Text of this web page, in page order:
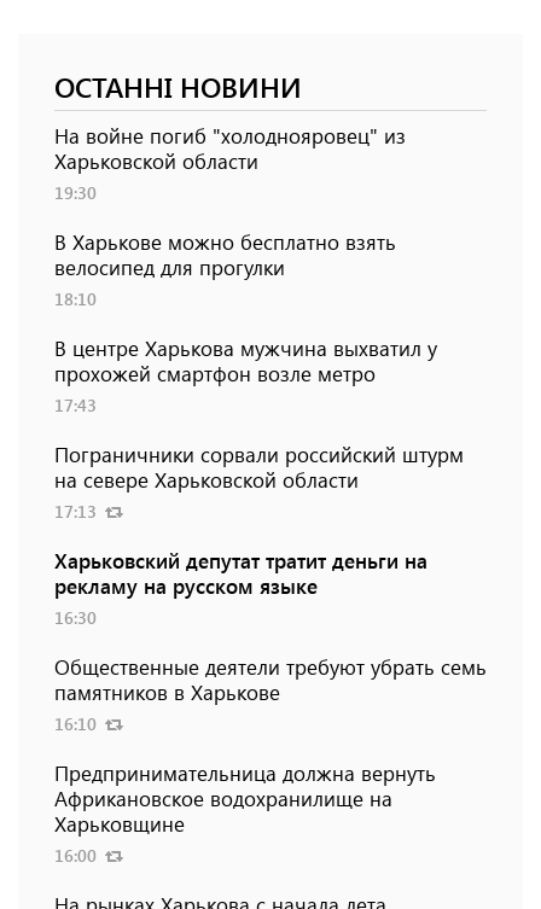
ОСТАННІ НОВИНИ
На войне погиб "холоднояровец" из
Харьковской области
19:30
В Харькове можно бесплатно взять
велосипед для прогулки
18:10
В центре Харькова мужчина выхватил у
прохожей смартфон возле метро
17:43
Пограничники сорвали российский штурм
на севере Харьковской области
17:13
Харьковский депутат тратит деньги на
рекламу на русском языке
16:30
Общественные деятели требуют убрать семь
памятников в Харькове
16:10
Предпринимательница должна вернуть
Африкановское водохранилище на
Харьковщине
16:00